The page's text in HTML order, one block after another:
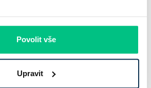
Povolit vše
Upravit
konci července 2026 potvrzuje, že